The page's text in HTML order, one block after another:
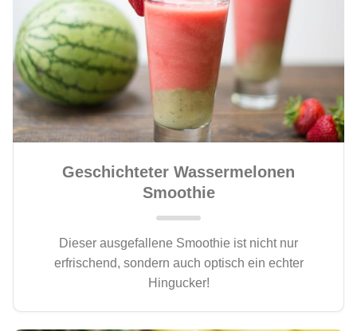
Geschichteter Wassermelonen
Smoothie
Dieser ausgefallene Smoothie ist nicht nur
erfrischend, sondern auch optisch ein echter
Hingucker!